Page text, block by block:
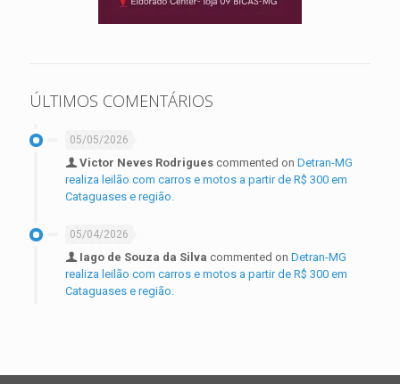
ÚLTIMOS COMENTÁRIOS
05/05/2026
Victor Neves Rodrigues commented on Detran-MG
realiza leilão com carros e motos a partir de R$ 300 em
Cataguases e região.
05/04/2026
Iago de Souza da Silva commented on Detran-MG
realiza leilão com carros e motos a partir de R$ 300 em
Cataguases e região.